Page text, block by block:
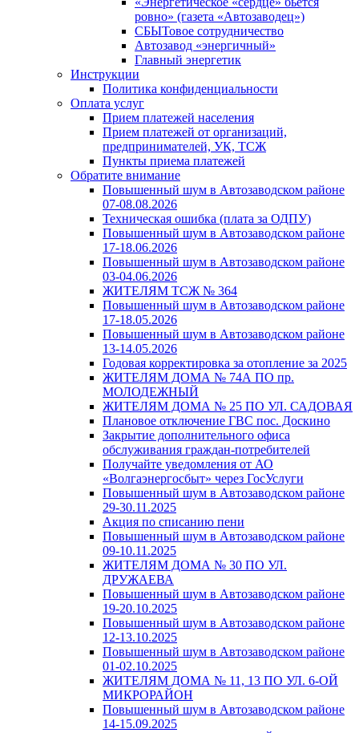
ровно» (газета «Автозаводец»)
СБЫТовое сотрудничество
Автозавод «энергичный»
Главный энергетик
Инструкции
Политика конфиденциальности
Оплата услуг
Прием платежей населения
Прием платежей от организаций,
предпринимателей, УК, ТСЖ
Пункты приема платежей
Обратите внимание
Повышенный шум в Автозаводском районе
07-08.08.2026
Техническая ошибка (плата за ОДПУ)
Повышенный шум в Автозаводском районе
17-18.06.2026
Повышенный шум в Автозаводском районе
03-04.06.2026
ЖИТЕЛЯМ ТСЖ № 364
Повышенный шум в Автозаводском районе
17-18.05.2026
Повышенный шум в Автозаводском районе
13-14.05.2026
Годовая корректировка за отопление за 2025
ЖИТЕЛЯМ ДОМА № 74А ПО пр.
МОЛОДЕЖНЫЙ
ЖИТЕЛЯМ ДОМА № 25 ПО УЛ. САДОВАЯ
Плановое отключение ГВС пос. Доскино
Закрытие дополнительного офиса
обслуживания граждан-потребителей
Получайте уведомления от АО
«Волгаэнергосбыт» через ГосУслуги
Повышенный шум в Автозаводском районе
29-30.11.2025
Акция по списанию пени
Повышенный шум в Автозаводском районе
09-10.11.2025
ЖИТЕЛЯМ ДОМА № 30 ПО УЛ.
ДРУЖАЕВА
Повышенный шум в Автозаводском районе
19-20.10.2025
Повышенный шум в Автозаводском районе
12-13.10.2025
Повышенный шум в Автозаводском районе
01-02.10.2025
ЖИТЕЛЯМ ДОМА № 11, 13 ПО УЛ. 6-ОЙ
МИКРОРАЙОН
Повышенный шум в Автозаводском районе
14-15.09.2025